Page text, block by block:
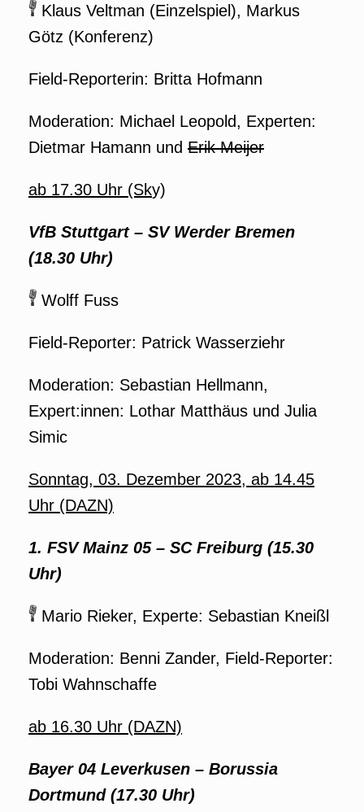
Klaus Veltman (Einzelspiel), Markus
Götz (Konferenz)
Field-Reporterin: Britta Hofmann
Moderation: Michael Leopold, Experten:
Dietmar Hamann und Erik Meijer
ab 17.30 Uhr (Sky)
VfB Stuttgart – SV Werder Bremen
(18.30 Uhr)
Wolff Fuss
Field-Reporter: Patrick Wasserziehr
Moderation: Sebastian Hellmann,
Expert:innen: Lothar Matthäus und Julia
Simic
Sonntag, 03. Dezember 2023, ab 14.45
Uhr (DAZN)
1. FSV Mainz 05 – SC Freiburg (15.30
Uhr)
Mario Rieker, Experte: Sebastian Kneißl
Moderation: Benni Zander, Field-Reporter:
Tobi Wahnschaffe
ab 16.30 Uhr (DAZN)
Bayer 04 Leverkusen – Borussia
Dortmund (17.30 Uhr)